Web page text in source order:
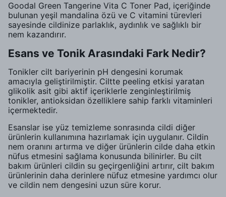
Goodal Green Tangerine Vita C Toner Pad, içeriğinde
bulunan yeşil mandalina özü ve C vitamini türevleri
sayesinde cildinize parlaklık, aydınlık ve sağlıklı bir
nem kazandırır.
Esans ve Tonik Arasındaki Fark Nedir?
Tonikler cilt bariyerinin pH dengesini korumak
amacıyla geliştirilmiştir. Ciltte peeling etkisi yaratan
glikolik asit gibi aktif içeriklerle zenginleştirilmiş
tonikler, antioksidan özelliklere sahip farklı vitaminleri
içermektedir.
Esanslar ise yüz temizleme sonrasında cildi diğer
ürünlerin kullanımına hazırlamak için uygulanır. Cildin
nem oranını artırma ve diğer ürünlerin cilde daha etkin
nüfus etmesini sağlama konusunda bilinirler. Bu cilt
bakım ürünleri cildin su geçirgenliğini artırır, cilt bakım
ürünlerinin daha derinlere nüfuz etmesine yardımcı olur
ve cildin nem dengesini uzun süre korur.